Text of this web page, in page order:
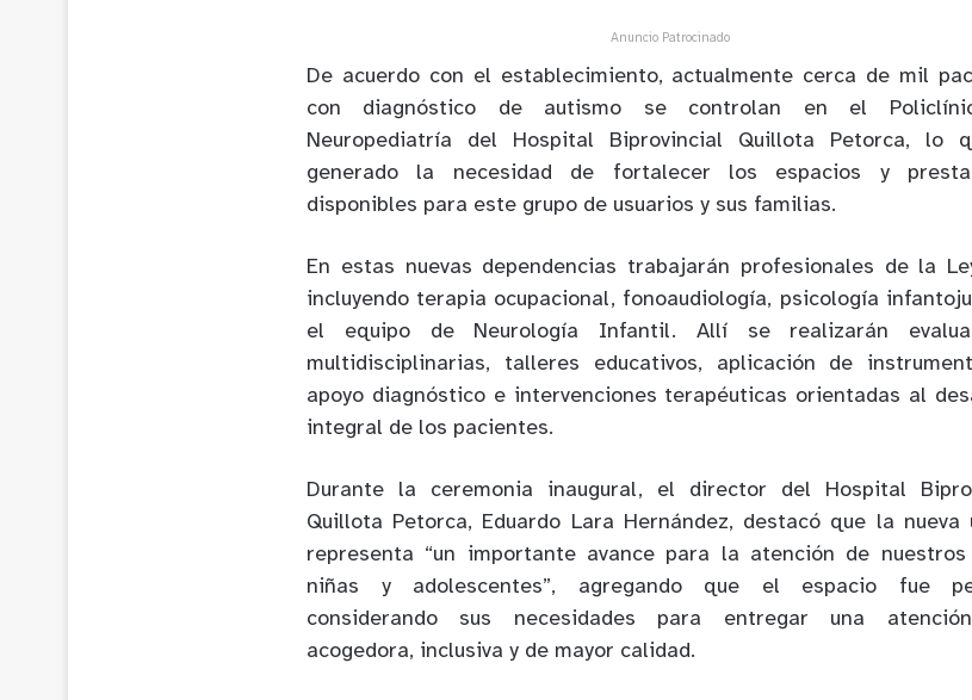
Anuncio Patrocinado
De acuerdo con el establecimiento, actualmente cerca de mil
con diagnóstico de autismo se controlan en el
Neuropediatría del Hospital Biprovincial Quillota Petorca, lo
generado la necesidad de fortalecer los espacios y
disponibles para este grupo de usuarios y sus familias.
En estas nuevas dependencias trabajarán profesionales de la
incluyendo terapia ocupacional, fonoaudiología, psicología
el equipo de Neurología Infantil. Allí se realizarán
multidisciplinarias, talleres educativos, aplicación de
apoyo diagnóstico e intervenciones terapéuticas orientadas al
integral de los pacientes.
Durante la ceremonia inaugural, el director del Hospital
Quillota Petorca, Eduardo Lara Hernández, destacó que la nueva
representa “un importante avance para la atención de nuestros
niñas y adolescentes”, agregando que el espacio fue
considerando sus necesidades para entregar una
acogedora, inclusiva y de mayor calidad.